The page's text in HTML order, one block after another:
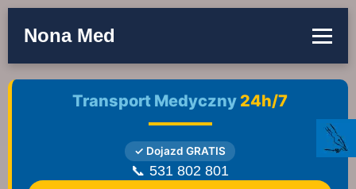
Nona Med
Transport Medyczny 24h/7
✓ Dojazd GRATIS
📞 531 802 801